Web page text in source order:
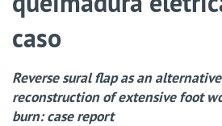
caso
Reverse sural flap as an
reconstruction of extensive foot
burn: case report